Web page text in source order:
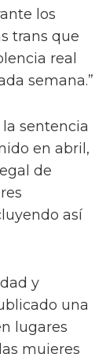
los
trans que
real
semana.”
sentencia
en abril,
de
así
y
una
lugares
mujeres